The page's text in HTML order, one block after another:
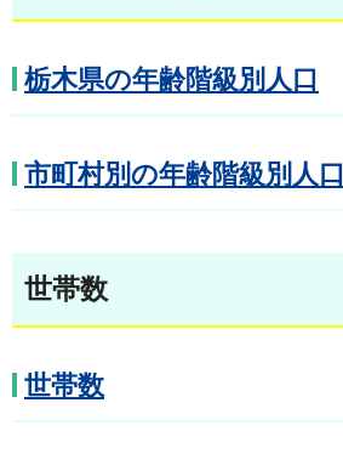
栃木県の年齢階級別人口
市町村別の年齢階級別人口
世帯数
世帯数